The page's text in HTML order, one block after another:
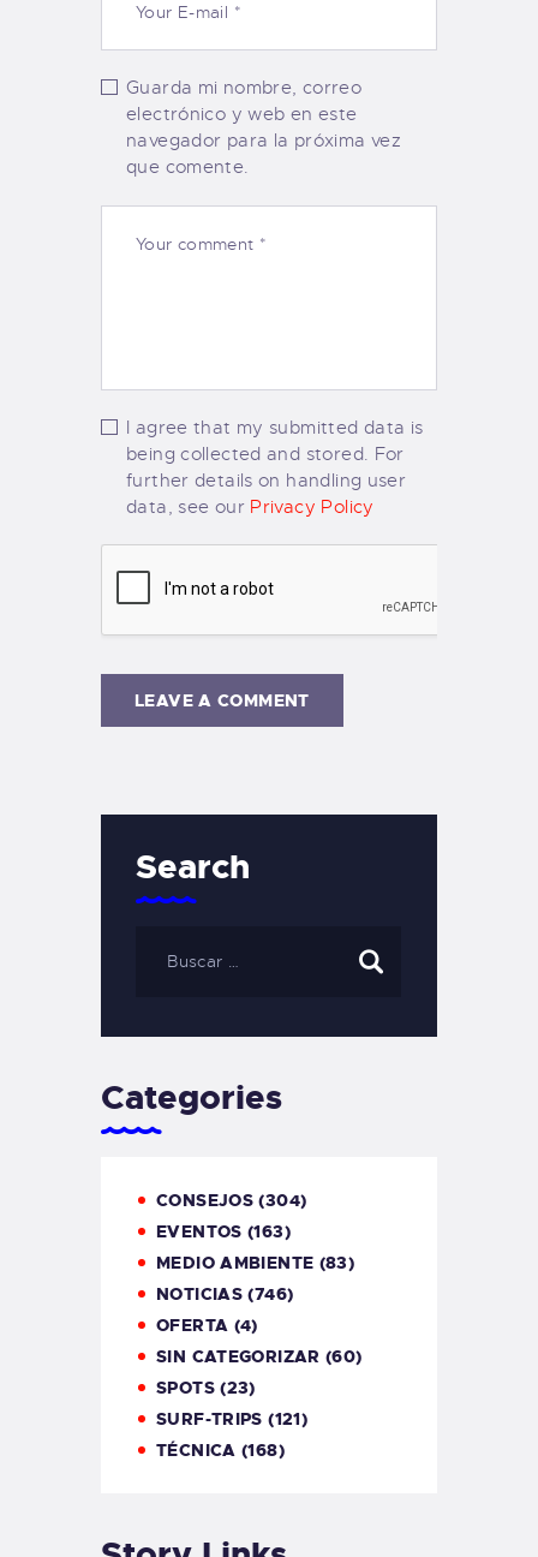
Guarda mi nombre, correo
electrónico y web en este
navegador para la próxima vez
que comente.
I agree that my submitted data is
being collected and stored. For
further details on handling user
data, see our Privacy Policy
Search
Categories
CONSEJOS (304)
EVENTOS (163)
MEDIO AMBIENTE (83)
NOTICIAS (746)
OFERTA (4)
SIN CATEGORIZAR (60)
SPOTS(23)
SURF-TRIPS (121)
TÉCNICA (168)